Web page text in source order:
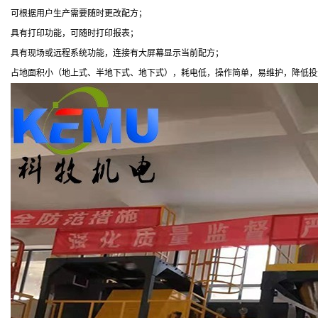
可根据用户生产需要随时更改配方；
具有打印功能，可随时打印报表；
具有现场或远程系统功能，连接有大屏幕显示当前配方；
占地面积小（地上式、半地下式、地下式），耗电低，操作简单，易维护，降低